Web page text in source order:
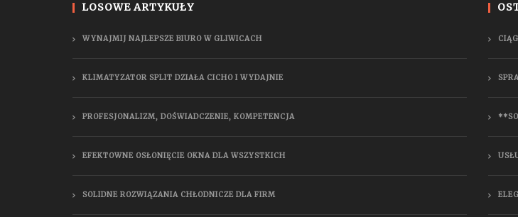
LOSOWE ARTYKUŁY
WYNAJMIJ NAJLEPSZE BIURO W GLIWICACH
KLIMATYZATOR SPLIT DZIAŁA CICHO I WYDAJNIE
PROFESJONALIZM, DOŚWIADCZENIE, KOMPETENCJA
EFEKTOWNE OSŁONIĘCIE OKNA DLA WSZYSTKICH
SOLIDNE ROZWIĄZANIA CHŁODNICZE DLA FIRM